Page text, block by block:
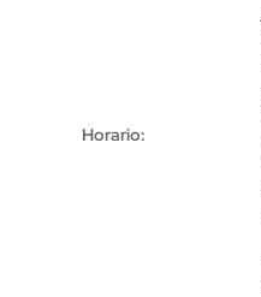
Horario: